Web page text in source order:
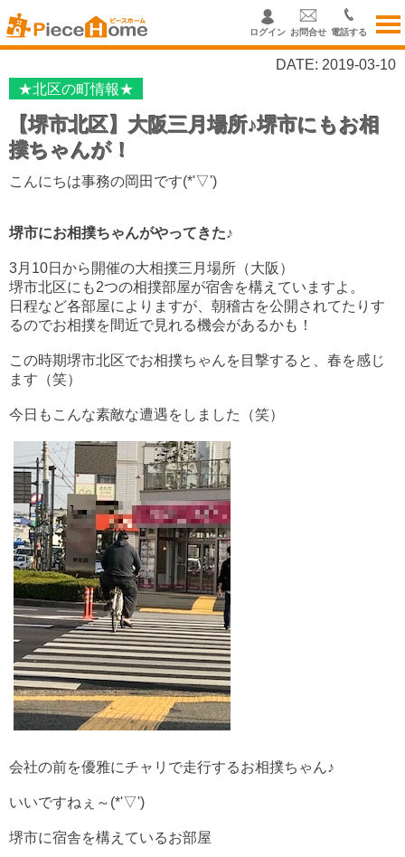
ログイン お問合せ 電話する
DATE: 2019-03-10
★北区の町情報★
【堺市北区】大阪三月場所♪堺市にもお相
撲ちゃんが！
こんにちは事務の岡田です(*'▽')
堺市にお相撲ちゃんがやってきた♪
3月10日から開催の大相撲三月場所（大阪）
堺市北区にも2つの相撲部屋が宿舎を構えていますよ。
日程など各部屋によりますが、朝稽古を公開されてたりす
るのでお相撲を間近で見れる機会があるかも！
この時期堺市北区でお相撲ちゃんを目撃すると、春を感じ
ます（笑）
今日もこんな素敵な遭遇をしました（笑）
会社の前を優雅にチャリで走行するお相撲ちゃん♪
いいですねぇ～(*'▽')
堺市に宿舎を構えているお部屋